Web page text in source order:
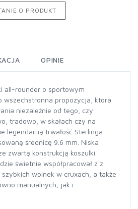
O PRODUKT
OPINIE
all-rounder o sportowym
wszechstronna propozycja, która
niezależnie od tego, czy
tradowo, w skałach czy na
legendarną trwałość Sterlinga
średnicę 9.6 mm. Niska
zwartą konstrukcją koszulki
świetnie współpracował z z
wpinek w cruxach, a także
manualnych, jak i